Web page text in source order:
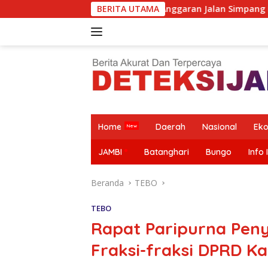
ke
BERITA UTAMA
Pengalihan Anggaran Jalan Simpang Betung–Pintas
Home Daerah Nasional
JAMBI Batanghari Bungo Info
Beranda TEBO
TEBO
Rapat Paripurna
Fraksi-fraksi DPRD
SPPG
SMSI Terima
Krisis Guru,